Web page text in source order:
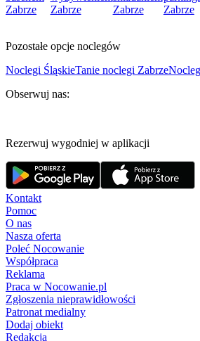
Zabrze
Zabrze
Zabrze
Zabrze
Pozostałe opcje noclegów
Noclegi ŚląskieTanie noclegi Zabrze
Obserwuj nas:
Rezerwuj wygodniej w aplikacji
Kontakt
Pomoc
O nas
Nasza oferta
Poleć Nocowanie
Współpraca
Reklama
Praca w Nocowanie.pl
Zgłoszenia nieprawidłowości
Patronat medialny
Dodaj obiekt
Redakcja